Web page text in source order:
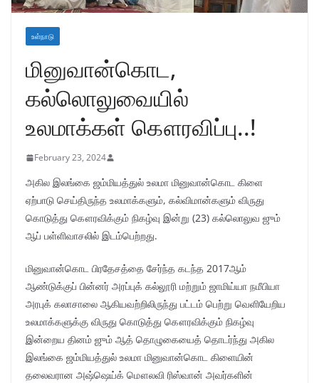
உள்நாடு
மினுவான்கொட,
கல்லொலுவையில்
உலமாக்கள் கௌரவிப்பு..!
February 23, 2024
அகில இலங்கை ஜம்மியத்துல் உலமா மினுவான்கொட கிளை
ஏற்பாடு செய்திருந்த உலமாக்களும், கல்விமான்களும் விருது
கொடுத்து கௌரவிக்கும் நிகழ்வு இன்று (23) கல்லொலுவ ஜும்
ஆப் பள்ளிவாசலில் இடம்பெற்றது.
மினுவான்கொட பிரதேசத்தை சேர்ந்த கடந்த 2017ஆம்
ஆண்டுக்குப் பின்னர் அரப்புக் கல்லூரி மற்றும் ஜாமிய்யா நமீபியா
அரபுக் கலாசாலை ஆகியவற்றிலிருந்து பட்டம் பெற்று வெளியேறிய
உலமாக்களுக்கு விருது கொடுத்து கௌரவிக்கும் நிகழ்வு
இன்றைய தினம் ஜும் ஆத் தொழுகையைத் தொடர்ந்து அகில
இலங்கை ஜம்மியத்துல் உலமா மினுவான்கொட கிளையின்
தலைவரான அஷ்ஷெய்க் மௌலவி ரிஸ்வான் அவர்களின்